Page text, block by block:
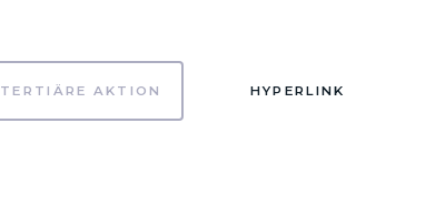
TERTIÄRE AKTION HYPERLINK